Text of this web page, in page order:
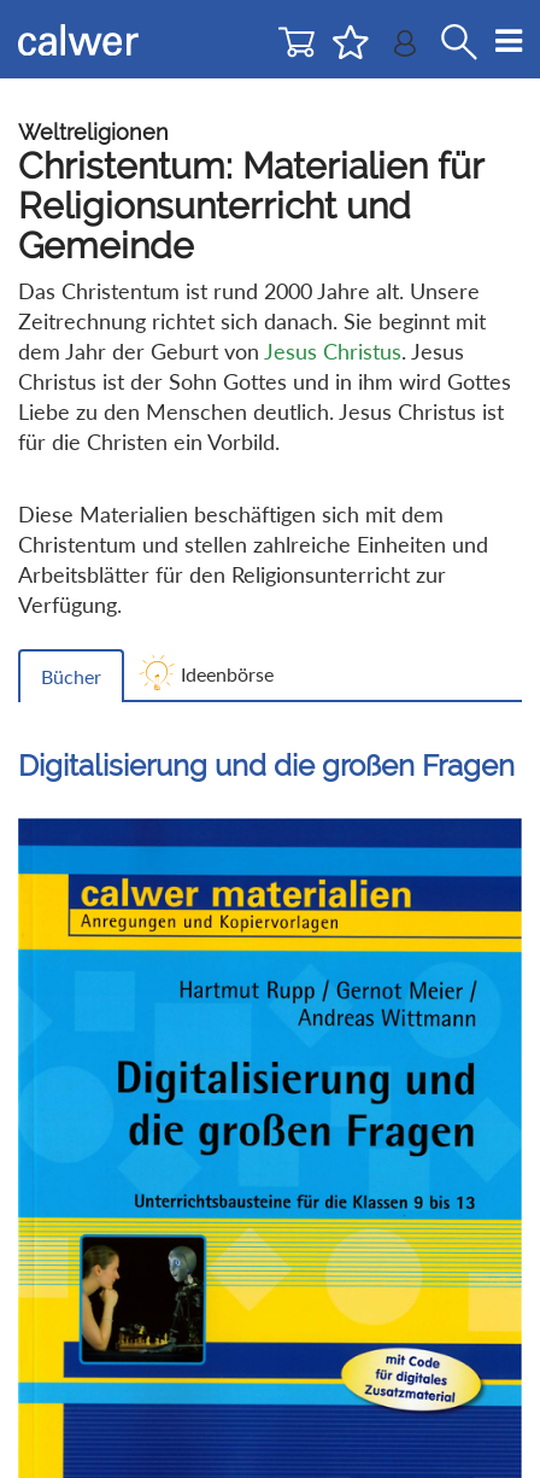
zur
Navigation
zum
Inhalt
Weltreligionen
Christentum: Materialien für
Religionsunterricht und
Gemeinde
Das Christentum ist rund 2000 Jahre alt. Unsere
Zeitrechnung richtet sich danach. Sie beginnt mit
dem Jahr der Geburt von Jesus Christus. Jesus
Christus ist der Sohn Gottes und in ihm wird Gottes
Liebe zu den Menschen deutlich. Jesus Christus ist
für die Christen ein Vorbild.
Diese Materialien beschäftigen sich mit dem
Christentum und stellen zahlreiche Einheiten und
Arbeitsblätter für den Religionsunterricht zur
Verfügung.
Bücher Ideenbörse
Digitalisierung und die großen Fragen